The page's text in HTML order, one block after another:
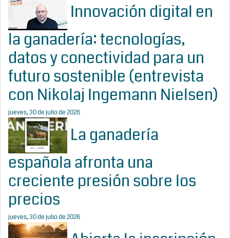
Innovación digital en
la ganadería: tecnologías,
datos y conectividad para un
futuro sostenible (entrevista
con Nikolaj Ingemann Nielsen)
jueves, 30 de julio de 2026
La ganadería
española afronta una
creciente presión sobre los
precios
jueves, 30 de julio de 2026